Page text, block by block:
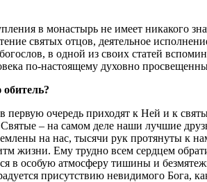
в монастырь не имеет никакого
святых отцов, деятельное
в одной из своих статей
по-настоящему духовно
очередь приходят к Ней и к
– на самом деле наши лучшие
на нас, тысячи рук протянуты к
жизни. Ему трудно всем сердцем
в особую атмосферу тишины и
присутствию невидимого Бога,